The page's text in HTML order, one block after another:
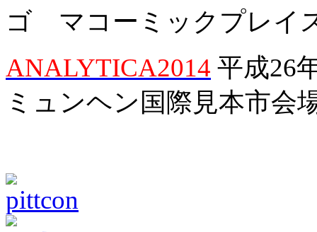
ゴ マコーミックプレイ
ANALYTICA2014 平成26
ミュンヘン国際見本市会